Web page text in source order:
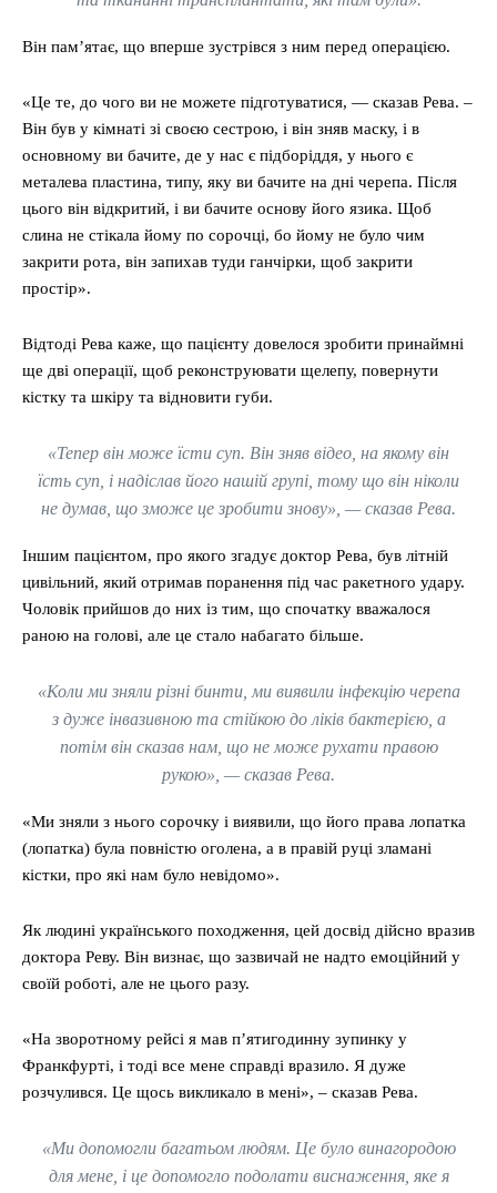
Він пам’ятає, що вперше зустрівся з ним перед операцією.
«Це те, до чого ви не можете підготуватися, — сказав Рева. –
Він був у кімнаті зі своєю сестрою, і він зняв маску, і в
основному ви бачите, де у нас є підборіддя, у нього є
металева пластина, типу, яку ви бачите на дні черепа. Після
цього він відкритий, і ви бачите основу його язика. Щоб
слина не стікала йому по сорочці, бо йому не було чим
закрити рота, він запихав туди ганчірки, щоб закрити
простір».
Відтоді Рева каже, що пацієнту довелося зробити принаймні
ще дві операції, щоб реконструювати щелепу, повернути
кістку та шкіру та відновити губи.
«Тепер він може їсти суп. Він зняв відео, на якому він
їсть суп, і надіслав його нашій групі, тому що він ніколи
не думав, що зможе це зробити знову», — сказав Рева.
Іншим пацієнтом, про якого згадує доктор Рева, був літній
цивільний, який отримав поранення під час ракетного удару.
Чоловік прийшов до них із тим, що спочатку вважалося
раною на голові, але це стало набагато більше.
«Коли ми зняли різні бинти, ми виявили інфекцію черепа
з дуже інвазивною та стійкою до ліків бактерією, а
потім він сказав нам, що не може рухати правою
рукою», — сказав Рева.
«Ми зняли з нього сорочку і виявили, що його права лопатка
(лопатка) була повністю оголена, а в правій руці зламані
кістки, про які нам було невідомо».
Як людині українського походження, цей досвід дійсно вразив
доктора Реву. Він визнає, що зазвичай не надто емоційний у
своїй роботі, але не цього разу.
«На зворотному рейсі я мав п’ятигодинну зупинку у
Франкфурті, і тоді все мене справді вразило. Я дуже
розчулився. Це щось викликало в мені», – сказав Рева.
«Ми допомогли багатьом людям. Це було винагородою
для мене, і це допомогло подолати виснаження, яке я